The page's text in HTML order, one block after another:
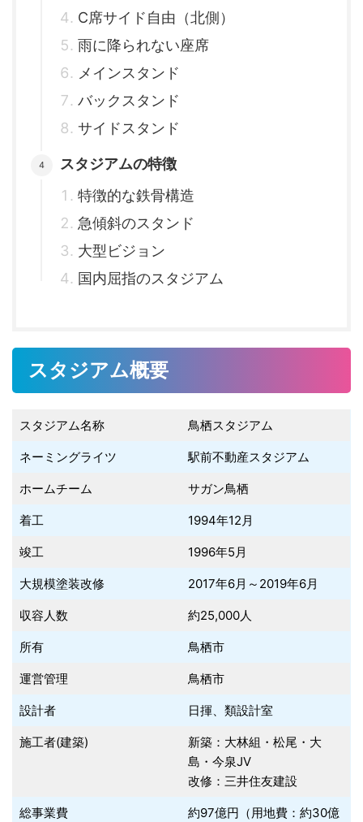
C席サイド自由（北側）
雨に降られない座席
メインスタンド
バックスタンド
サイドスタンド
スタジアムの特徴
特徴的な鉄骨構造
急傾斜のスタンド
大型ビジョン
国内屈指のスタジアム
スタジアム概要
スタジアム名称 鳥栖スタジアム
ネーミングライツ 駅前不動産スタジアム
ホームチーム サガン鳥栖
着工 1994年12月
竣工 1996年5月
大規模塗装改修 2017年6月～2019年6月
収容人数 約25,000人
所有 鳥栖市
運営管理 鳥栖市
設計者 日揮、類設計室
施工者(建築)
新築：大林組・松尾・大
島・今泉JV
改修：三井住友建設
総事業費
約97億円（用地費：約30億